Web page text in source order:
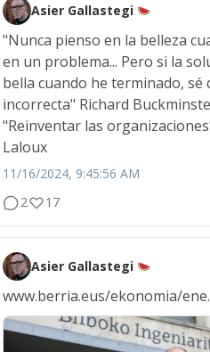
Asier Gallastegi
"Nunca pienso en la belleza
en un problema... Pero si la
bella cuando he terminado, sé
incorrecta" Richard
"Reinventar las
Laloux
11/16/2024, 9:45:56 AM
2
17
Asier Gallastegi
www.berria.eus/ekonomia/